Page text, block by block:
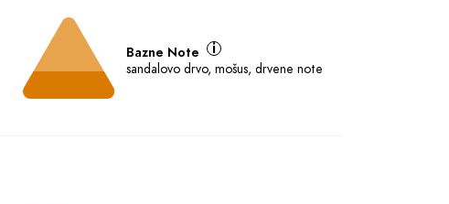
Bazne Note
sandalovo drvo, mošus, drvene note